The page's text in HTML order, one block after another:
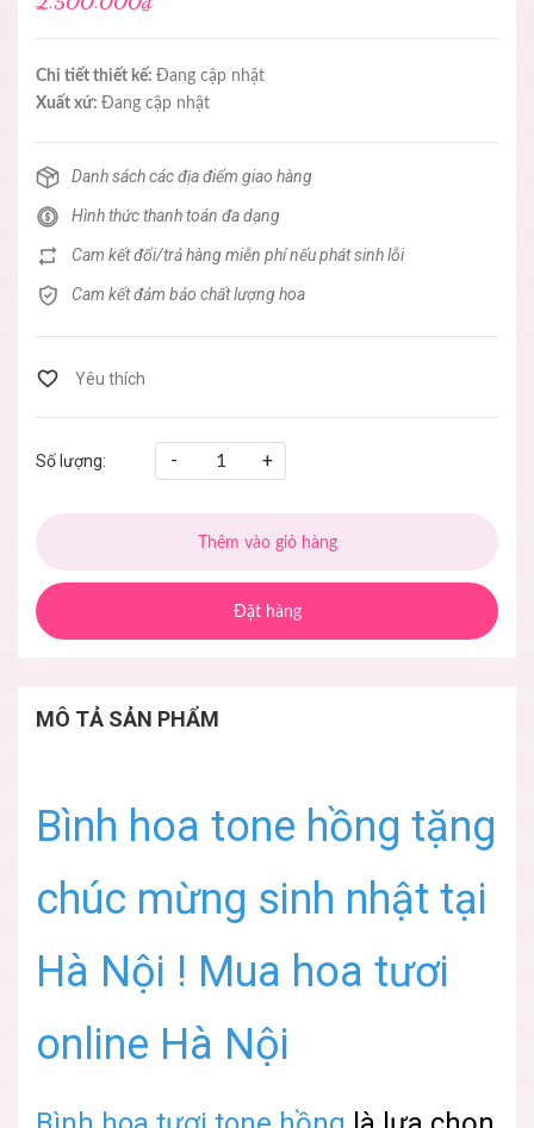
Chi tiết thiết kế: Đang cập nhật
Xuất xứ: Đang cập nhật
Danh sách các địa điểm giao hàng
Hình thức thanh toán đa dạng
Cam kết đổi/trả hàng miễn phí nếu phát sinh lỗi
Cam kết đảm bảo chất lượng hoa
Số lượng: - +
Thêm vào giỏ hàng
Đặt hàng
MÔ TẢ SẢN PHẨM
Bình hoa tone hồng tặng
chúc mừng sinh nhật tại
Hà Nội ! Mua hoa tươi
online Hà Nội